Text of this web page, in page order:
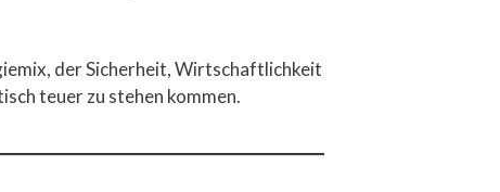
der Sicherheit, Wirtschaftlichkeit
teuer zu stehen kommen.